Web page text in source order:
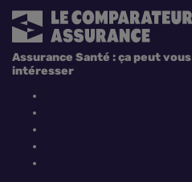
Assurance Santé : ça peut vous
intéresser